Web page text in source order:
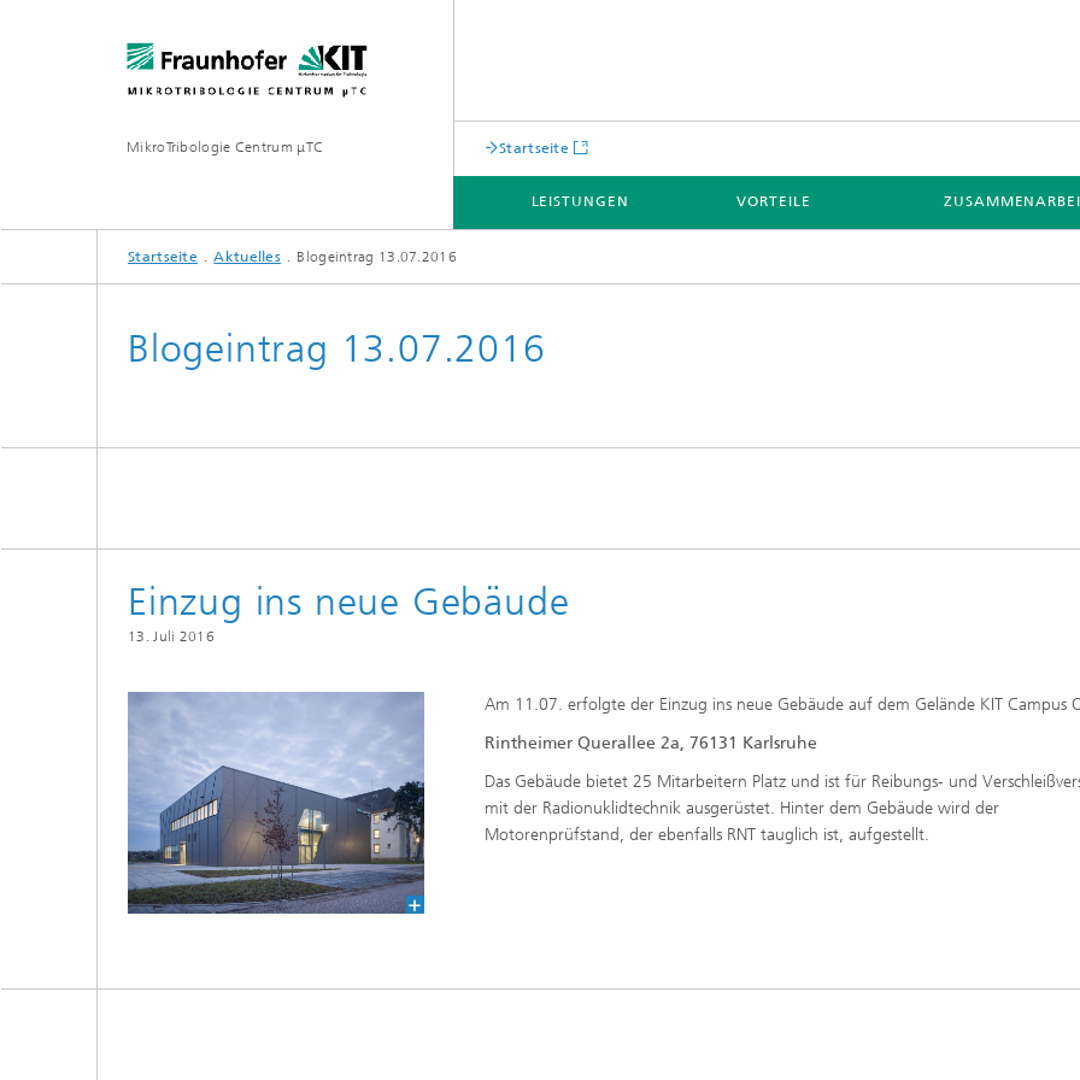
MikroTribologie Centrum μTC Startseite
LEISTUNGEN VORTEILE
Startseite Aktuelles Blogeintrag 13.07.2016
Blogeintrag 13.07.2016
Einzug ins neue Gebäude
13. Juli 2016
Am 11.07. erfolgte der Einzug ins neue Gebäude auf dem Gelände KIT Campus
Rintheimer Querallee 2a, 76131 Karlsruhe
Das Gebäude bietet 25 Mitarbeitern Platz und ist für Reibungs- und
mit der Radionuklidtechnik ausgerüstet. Hinter dem Gebäude wird der
Motorenprüfstand, der ebenfalls RNT tauglich ist, aufgestellt.